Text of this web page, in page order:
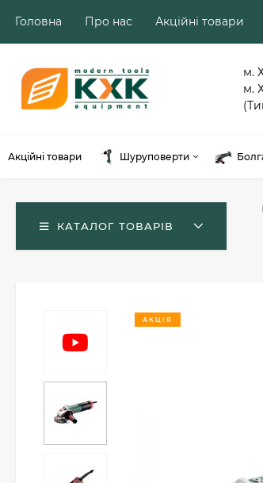
Головна Про нас Акційні товари
м.
м.
Акційні товари Шуруповерти
КАТАЛОГ ТОВАРІВ
АКЦІЯ